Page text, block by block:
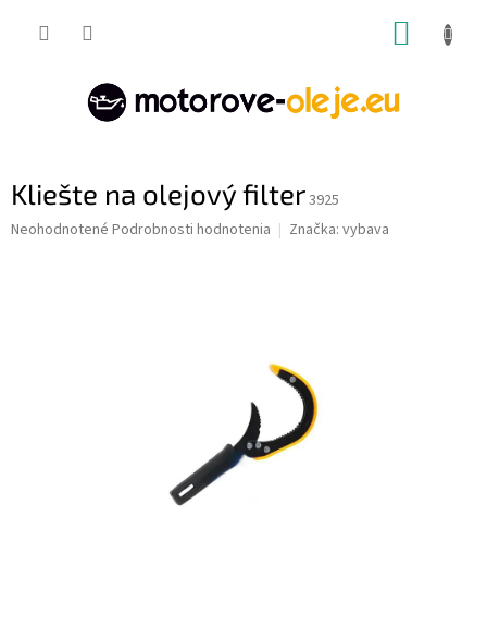
Kliešte na olejový filter3925
Priemerné
Neohodnotené Podrobnosti hodnotenia Značka: vybava